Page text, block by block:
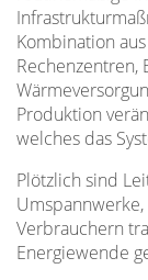
Kombination
Rechenzentren,
Produktion
welches das
Plötzlich sind
Verbrauchern
Energiewende